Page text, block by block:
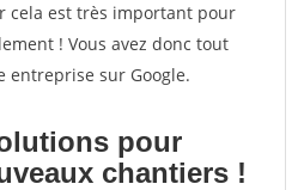
cela est très important pour
! Vous avez donc tout
entreprise sur Google.
pour
chantiers !